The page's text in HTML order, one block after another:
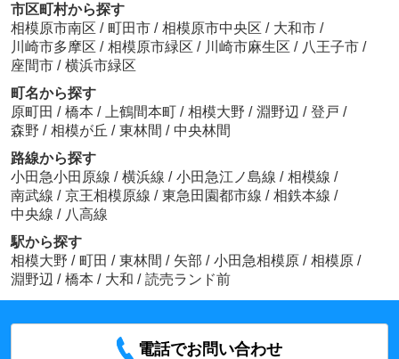
市区町村から探す
相模原市南区 / 町田市 / 相模原市中央区 / 大和市 /
川崎市多摩区 / 相模原市緑区 / 川崎市麻生区 / 八王子市 /
座間市 / 横浜市緑区
町名から探す
原町田 / 橋本 / 上鶴間本町 / 相模大野 / 淵野辺 / 登戸 /
森野 / 相模が丘 / 東林間 / 中央林間
路線から探す
小田急小田原線 / 横浜線 / 小田急江ノ島線 / 相模線 /
南武線 / 京王相模原線 / 東急田園都市線 / 相鉄本線 /
中央線 / 八高線
駅から探す
相模大野 / 町田 / 東林間 / 矢部 / 小田急相模原 / 相模原 /
淵野辺 / 橋本 / 大和 / 読売ランド前
電話でお問い合わせ